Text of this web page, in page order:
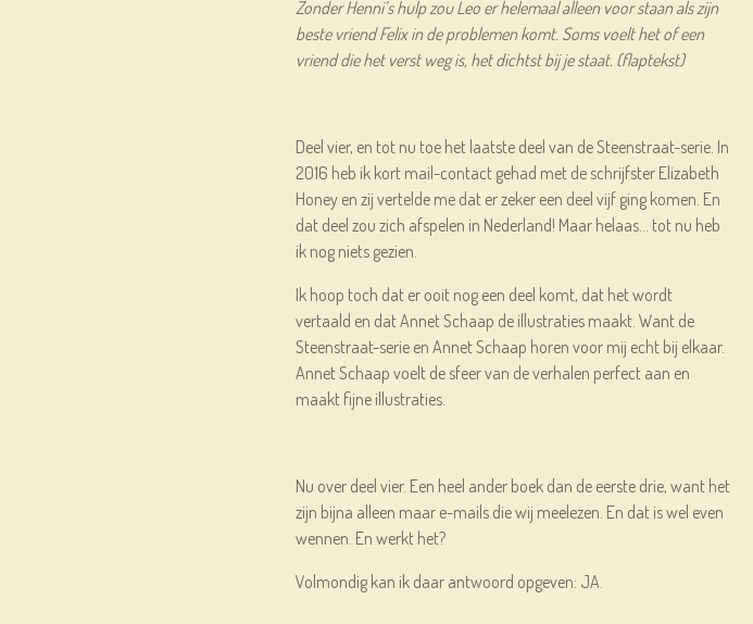
Zonder Henni’s hulp zou Leo er helemaal alleen voor staan als zijn
beste vriend Felix in de problemen komt. Soms voelt het of een
vriend die het verst weg is, het dichtst bij je staat. (flaptekst)
Deel vier, en tot nu toe het laatste deel van de Steenstraat-serie. In
2016 heb ik kort mail-contact gehad met de schrijfster Elizabeth
Honey en zij vertelde me dat er zeker een deel vijf ging komen. En
dat deel zou zich afspelen in Nederland! Maar helaas… tot nu heb
ik nog niets gezien.
Ik hoop toch dat er ooit nog een deel komt, dat het wordt
vertaald en dat Annet Schaap de illustraties maakt. Want de
Steenstraat-serie en Annet Schaap horen voor mij echt bij elkaar.
Annet Schaap voelt de sfeer van de verhalen perfect aan en
maakt fijne illustraties.
Nu over deel vier. Een heel ander boek dan de eerste drie, want het
zijn bijna alleen maar e-mails die wij meelezen. En dat is wel even
wennen. En werkt het?
Volmondig kan ik daar antwoord opgeven: JA.